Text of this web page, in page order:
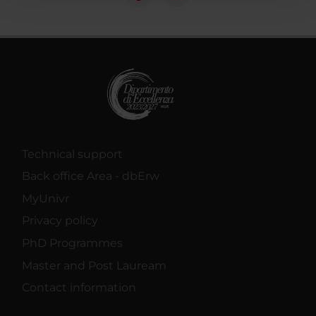
Technical support
Back office Area - dbErw
MyUnivr
Privacy policy
PhD Programmes
Master and Post Lauream
Contact information